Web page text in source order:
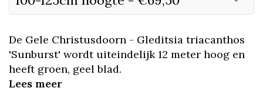
De Gele Christusdoorn - Gleditsia triacanthos
'Sunburst' wordt uiteindelijk 12 meter hoog en
heeft groen, geel blad.
Lees meer